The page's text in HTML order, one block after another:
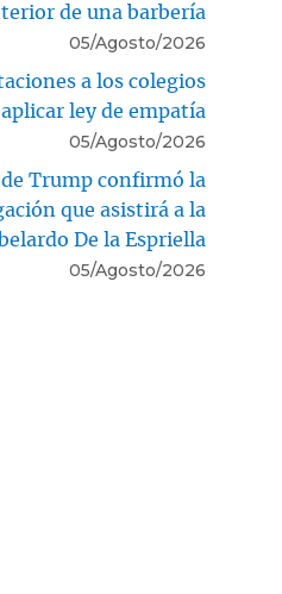
de una barbería
05/Agosto/2026
a los colegios
ley de empatía
05/Agosto/2026
Trump confirmó la
que asistirá a la
De la Espriella
05/Agosto/2026